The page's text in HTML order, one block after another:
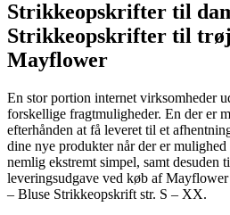
Strikkeopskrifter til
Strikkeopskrifter til
Mayflower
En stor portion internet virksomheder
forskellige fragtmuligheder. En der er
efterhånden at få leveret til et
dine nye produkter når der er
nemlig ekstremt simpel, samt desuden
leveringsudgave ved køb af
– Bluse Strikkeopskrift str. S – XX.